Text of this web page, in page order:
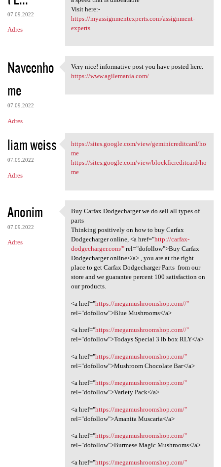
07.09.2022
Adres
Visit here:-
https://myassignmentexperts.com/assignment-
experts
Naveenho
me
07.09.2022
Adres
Very nice! informative post
Very nice! informative post you have posted here.
https://www.agilemania.com/
liam weiss
07.09.2022
Adres
https://sites.google.com/view
https://sites.google.com/view/geminicreditcard/ho
me
https://sites.google.com/view/blockficreditcard/ho
me
Anonim
07.09.2022
Adres
Buy Carfax Dodgecharger we
Buy Carfax Dodgecharger we do sell all types of
parts
Thinking positively on how to buy Carfax
Dodgecharger online, <a href="http://carfax-
dodgecharger.com/"rel="dofollow">Buy Carfax
Dodgecharger online</a> , you are at the right
place to get Carfax Dodgecharger Parts from our
store and we guarantee percent 100 satisfaction on
our products.
<a href="https://megamushroomshop.com//"
rel="dofollow">Blue Mushrooms</a>
<a href="https://megamushroomshop.com//"
rel="dofollow">Todays Special 3 lb box RLY</a>
<a href="https://megamushroomshop.com/"
rel="dofollow">Mushroom Chocolate Bar</a>
<a href="https://megamushroomshop.com/"
rel="dofollow">Variety Pack</a>
<a href="https://megamushroomshop.com/"
rel="dofollow">Amanita Muscaria</a>
<a href="https://megamushroomshop.com/"
rel="dofollow">Burmese Magic Mushrooms</a>
<a href="https://megamushroomshop.com/"